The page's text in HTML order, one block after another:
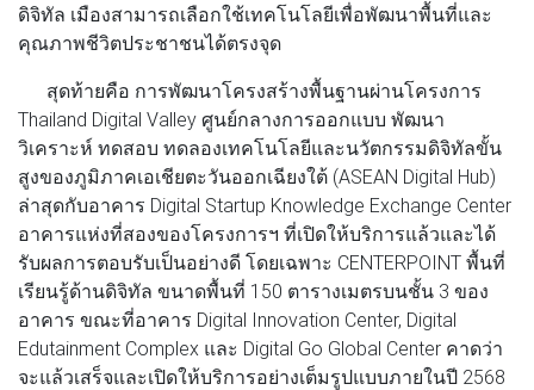
ดิจิทัล เมืองสามารถเลือกใช้เทคโนโลยีเพื่อพัฒนาพื้นที่และ
คุณภาพชีวิตประชาชนได้ตรงจุด
สุดท้ายคือ การพัฒนาโครงสร้างพื้นฐานผ่านโครงการ
Thailand Digital Valley ศูนย์กลางการออกแบบ พัฒนา
วิเคราะห์ ทดสอบ ทดลองเทคโนโลยีและนวัตกรรมดิจิทัลขั้น
สูงของภูมิภาคเอเชียตะวันออกเฉียงใต้ (ASEAN Digital Hub)
ล่าสุดกับอาคาร Digital Startup Knowledge Exchange Center
อาคารแห่งที่สองของโครงการฯ ที่เปิดให้บริการแล้วและได้
รับผลการตอบรับเป็นอย่างดี โดยเฉพาะ CENTERPOINT พื้นที่
เรียนรู้ด้านดิจิทัล ขนาดพื้นที่ 150 ตารางเมตรบนชั้น 3 ของ
อาคาร ขณะที่อาคาร Digital Innovation Center, Digital
Edutainment Complex และ Digital Go Global Center คาดว่า
จะแล้วเสร็จและเปิดให้บริการอย่างเต็มรูปแบบภายในปี 2568